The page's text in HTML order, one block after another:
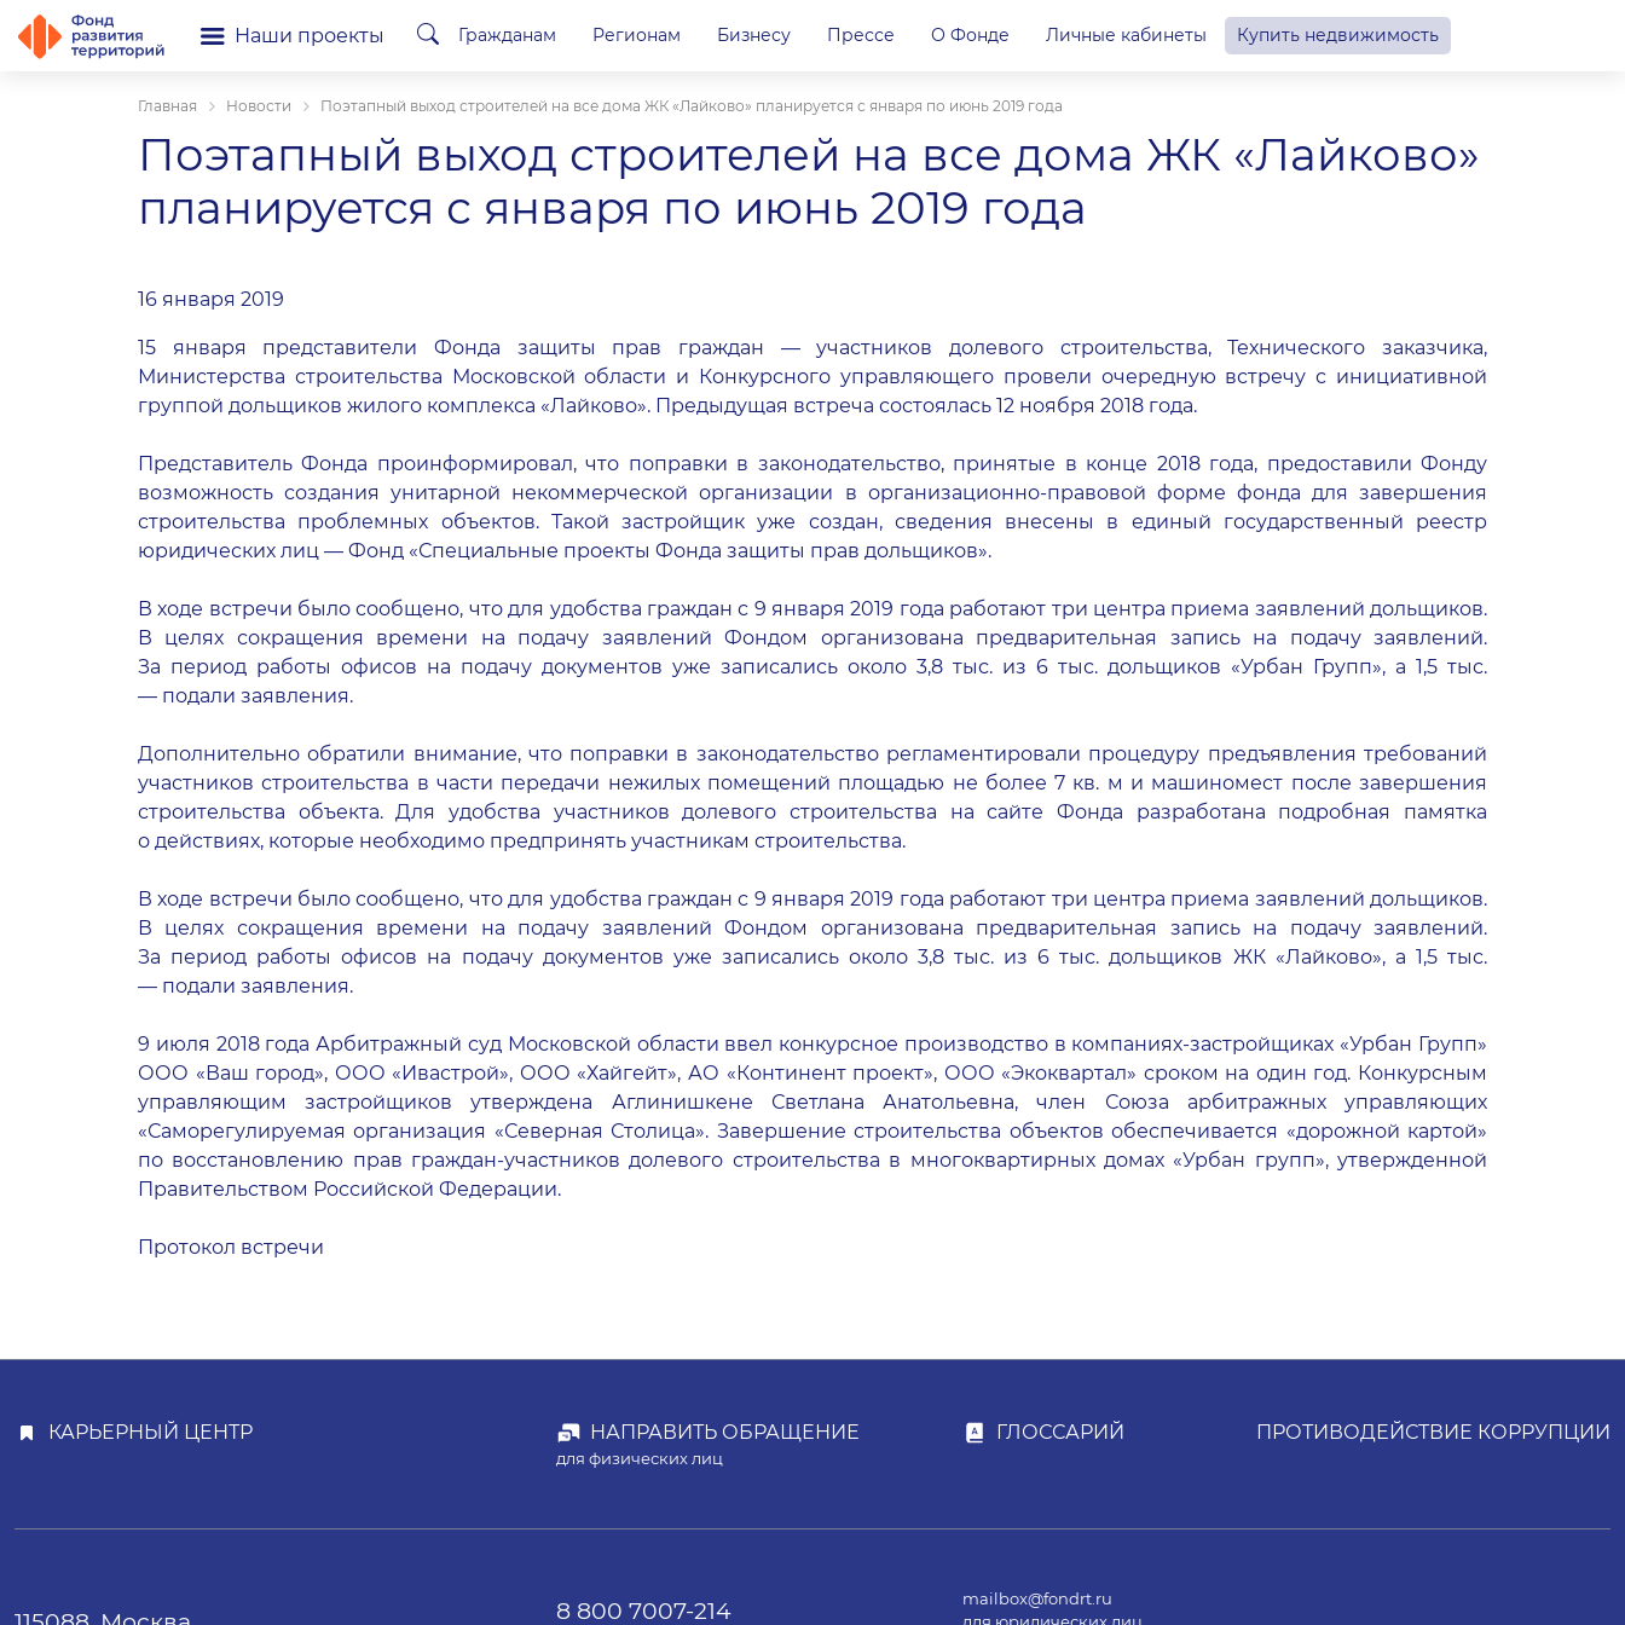
Наши проекты Гражданам Регионам Бизнесу Прессе О Фонде Личные кабинеты Купить недвижимость
Главная Новости Поэтапный выход строителей на все дома ЖК «Лайково» планируется с января по июнь 2019 года
Поэтапный выход строителей на все дома ЖК «Лайково»
планируется с января по июнь 2019 года
16 января 2019
15 января представители Фонда защиты прав граждан — участников долевого строительства, Технического заказчика,
Министерства строительства Московской области и Конкурсного управляющего провели очередную встречу с инициативной
группой дольщиков жилого комплекса «Лайково». Предыдущая встреча состоялась 12 ноября 2018 года.
Представитель Фонда проинформировал, что поправки в законодательство, принятые в конце 2018 года, предоставили Фонду
возможность создания унитарной некоммерческой организации в организационно-правовой форме фонда для завершения
строительства проблемных объектов. Такой застройщик уже создан, сведения внесены в единый государственный реестр
юридических лиц — Фонд «Специальные проекты Фонда защиты прав дольщиков».
В ходе встречи было сообщено, что для удобства граждан с 9 января 2019 года работают три центра приема заявлений дольщиков.
В целях сокращения времени на подачу заявлений Фондом организована предварительная запись на подачу заявлений.
За период работы офисов на подачу документов уже записались около 3,8 тыс. из 6 тыс. дольщиков «Урбан Групп», а 1,5 тыс.
— подали заявления.
Дополнительно обратили внимание, что поправки в законодательство регламентировали процедуру предъявления требований
участников строительства в части передачи нежилых помещений площадью не более 7 кв. м и машиномест после завершения
строительства объекта. Для удобства участников долевого строительства на сайте Фонда разработана подробная памятка
о действиях, которые необходимо предпринять участникам строительства.
В ходе встречи было сообщено, что для удобства граждан с 9 января 2019 года работают три центра приема заявлений дольщиков.
В целях сокращения времени на подачу заявлений Фондом организована предварительная запись на подачу заявлений.
За период работы офисов на подачу документов уже записались около 3,8 тыс. из 6 тыс. дольщиков ЖК «Лайково», а 1,5 тыс.
— подали заявления.
9 июля 2018 года Арбитражный суд Московской области ввел конкурсное производство в компаниях-застройщиках «Урбан Групп»
ООО «Ваш город», ООО «Ивастрой», ООО «Хайгейт», АО «Континент проект», ООО «Экоквартал» сроком на один год. Конкурсным
управляющим застройщиков утверждена Аглинишкене Светлана Анатольевна, член Союза арбитражных управляющих
«Саморегулируемая организация «Северная Столица». Завершение строительства объектов обеспечивается «дорожной картой»
по восстановлению прав граждан-участников долевого строительства в многоквартирных домах «Урбан групп», утвержденной
Правительством Российской Федерации.
Протокол встречи
КАРЬЕРНЫЙ ЦЕНТР НАПРАВИТЬ ОБРАЩЕНИЕ
для физических лиц
ГЛОССАРИЙ ПРОТИВОДЕЙСТВИЕ КОРРУПЦИИ
8 800 7007-214
mailbox@fondrt.ru